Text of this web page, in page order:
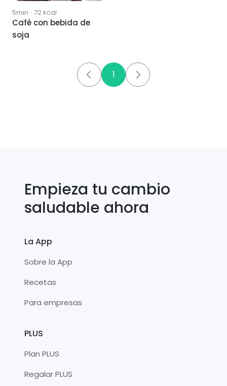
5min · 72kcal
Café con bebida de
soja
1
Empieza tu cambio
saludable ahora
La App
Sobre la App
Recetas
Para empresas
PLUS
Plan PLUS
Regalar PLUS